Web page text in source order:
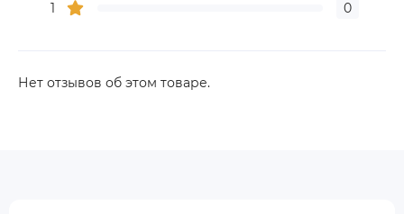
1
0
Нет отзывов об этом товаре.